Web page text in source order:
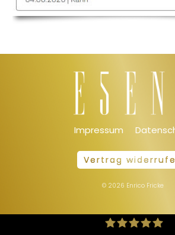
Impressum
Vertrag
© 2026 Enrico Fricke